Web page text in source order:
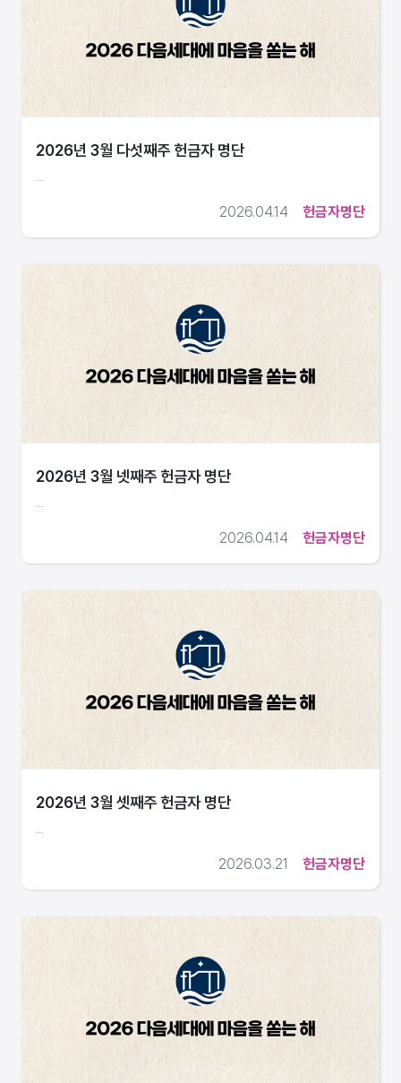
헌금자명단
2026.04.14
2026년 3월 다섯째주 헌금자 명단
헌금자명단
2026.04.14
2026년 3월 넷째주 헌금자 명단
헌금자명단
2026.03.21
2026년 3월 셋째주 헌금자 명단